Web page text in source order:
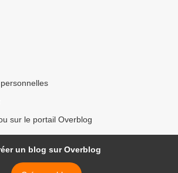
sur le portail Overblog
un blog sur Overblog